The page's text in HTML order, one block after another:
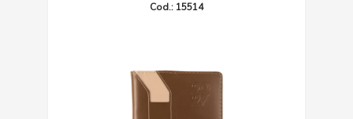
Cod.: 15514